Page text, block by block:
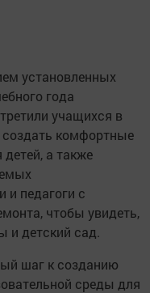
установленных
года
учащихся в
создать комфортные
а также
и педагоги с
чтобы увидеть,
и детский сад.
шаг к созданию
среды для